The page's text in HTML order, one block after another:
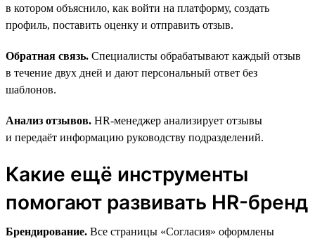
в котором объяснило, как войти на платформу, создать
профиль, поставить оценку и отправить отзыв.
Обратная связь. Специалисты обрабатывают каждый отзыв
в течение двух дней и дают персональный ответ без
шаблонов.
Анализ отзывов. HR-менеджер анализирует отзывы
и передаёт информацию руководству подразделений.
Какие ещё инструменты
помогают развивать HR-бренд
Брендирование. Все страницы «Согласия» оформлены